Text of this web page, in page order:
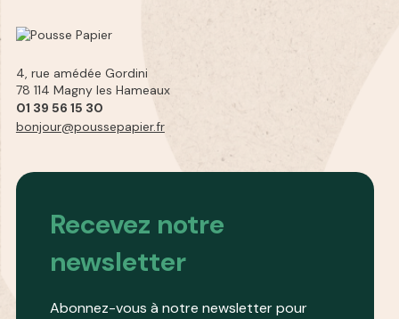
4, rue amédée Gordini
78 114 Magny les Hameaux
01 39 56 15 30
bonjour@poussepapier.fr
Recevez notre
newsletter
Abonnez-vous à notre newsletter pour